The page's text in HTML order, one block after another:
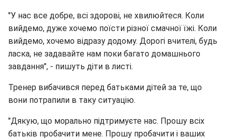
"У нас все добре, всі здорові, не хвилюйтеся. Коли
вийдемо, дуже хочемо поїсти різної смачної їжі. Коли
вийдемо, хочемо відразу додому. Дорогі вчителі, будь
ласка, не задавайте нам поки багато домашнього
завдання", - пишуть діти в листі.
Тренер вибачився перед батьками дітей за те, що
вони потрапили в таку ситуацію.
"Дякую, що морально підтримуєте нас. Прошу всіх
батьків пробачити мене. Прошу пробачити і ваших